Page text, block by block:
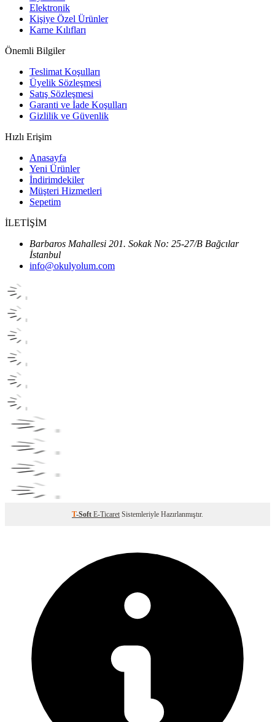
Elektronik
Kişiye Özel Ürünler
Karne Kılıfları
Önemli Bilgiler
Teslimat Koşulları
Üyelik Sözleşmesi
Satış Sözleşmesi
Garanti ve İade Koşulları
Gizlilik ve Güvenlik
Hızlı Erişim
Anasayfa
Yeni Ürünler
İndirimdekiler
Müşteri Hizmetleri
Sepetim
İLETİŞİM
Barbaros Mahallesi 201. Sokak No: 25-27/B Bağcılar
İstanbul
info@okulyolum.com
T-Soft E-Ticaret Sistemleriyle Hazırlanmıştır.